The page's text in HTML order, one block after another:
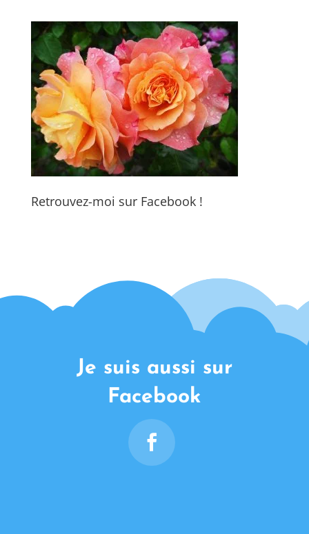
Retrouvez-moi sur Facebook !
Je suis aussi sur
Facebook